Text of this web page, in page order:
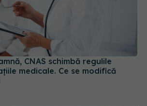
CNAS schimbă regulile
medicale. Ce se modifică